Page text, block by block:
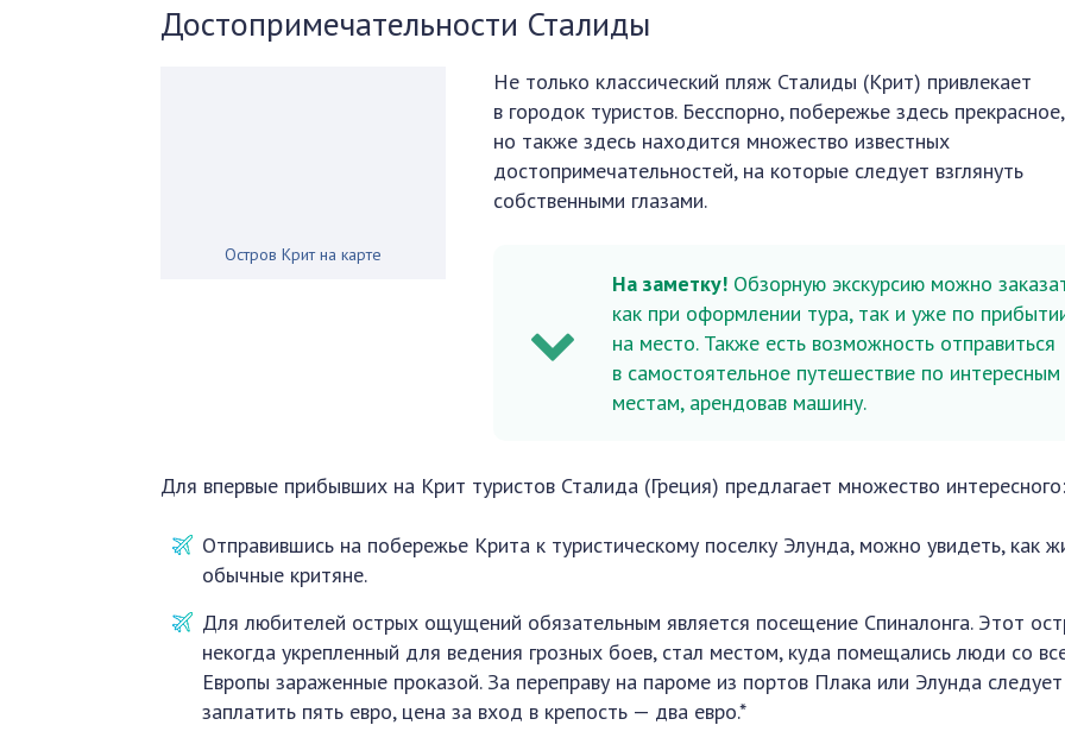
Достопримечательности Сталиды
Остров Крит на карте
Не только классический пляж Сталиды (Крит) привлекает
в городок туристов. Бесспорно, побережье здесь прекрасное,
но также здесь находится множество известных
достопримечательностей, на которые следует взглянуть
собственными глазами.
На заметку! Обзорную экскурсию можно
как при оформлении тура, так и уже по
на место. Также есть возможность отправиться
в самостоятельное путешествие по интересным
местам, арендовав машину.
Для впервые прибывших на Крит туристов Сталида (Греция) предлагает множество интересного:
Отправившись на побережье Крита к туристическому поселку Элунда, можно увидеть, как
обычные критяне.
Для любителей острых ощущений обязательным является посещение Спиналонга. Этот
некогда укрепленный для ведения грозных боев, стал местом, куда помещались люди со
Европы зараженные проказой. За переправу на пароме из портов Плака или Элунда следует
заплатить пять евро, цена за вход в крепость — два евро.*